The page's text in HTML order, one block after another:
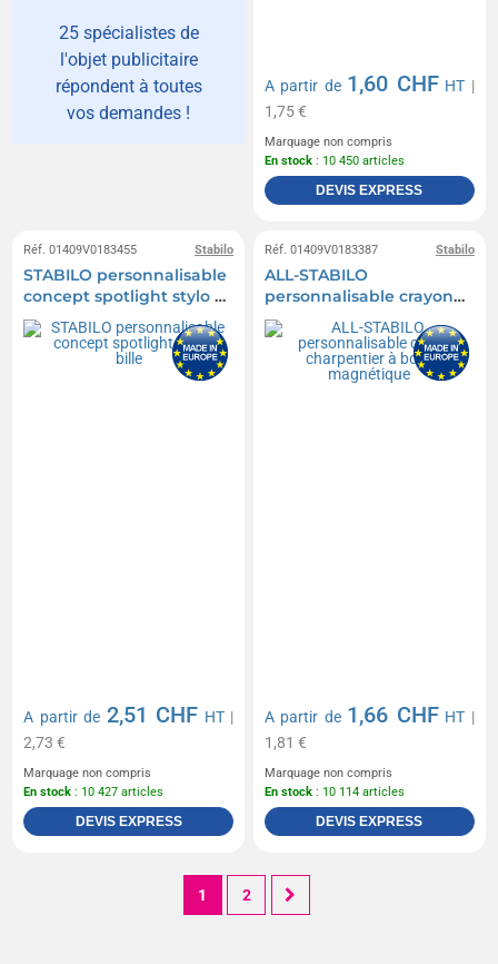
25 spécialistes de
l'objet publicitaire
répondent à toutes
vos demandes !
A partir de 1,60 CHF HT |
1,75 €
Marquage non compris
En stock : 10 450 articles
DEVIS EXPRESS
Stabilo
Réf. 01409V0183455
STABILO personnalisable
concept spotlight stylo à
bille
A partir de 2,51 CHF HT|
2,73 €
Marquage non compris
En stock : 10 427 articles
DEVIS EXPRESS
Stabilo
Réf. 01409V0183387
ALL-STABILO
personnalisable crayon
charpentier à bout
magnétique
A partir de 1,66 CHF HT |
1,81 €
Marquage non compris
En stock : 10 114 articles
DEVIS EXPRESS
1 2